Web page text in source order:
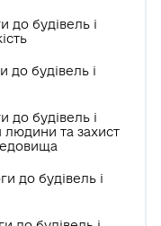
до будівель і
до будівель і
до будівель і
людини та захист
до будівель і